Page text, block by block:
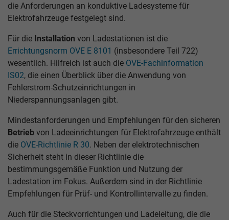
die Anforderungen an konduktive Ladesysteme für
Elektrofahrzeuge festgelegt sind.
Für die Installation von Ladestationen ist die
Errichtungsnorm OVE E 8101 (insbesondere Teil 722)
wesentlich. Hilfreich ist auch die OVE-Fachinformation
IS02, die einen Überblick über die Anwendung von
Fehlerstrom-Schutzeinrichtungen in
Niederspannungsanlagen gibt.
Mindestanforderungen und Empfehlungen für den sicheren
Betrieb von Ladeeinrichtungen für Elektrofahrzeuge enthält
die OVE-Richtlinie R 30. Neben der elektrotechnischen
Sicherheit steht in dieser Richtlinie die
bestimmungsgemäße Funktion und Nutzung der
Ladestation im Fokus. Außerdem sind in der Richtlinie
Empfehlungen für Prüf- und Kontrollintervalle zu finden.
Auch für die Steckvorrichtungen und Ladeleitung, die die